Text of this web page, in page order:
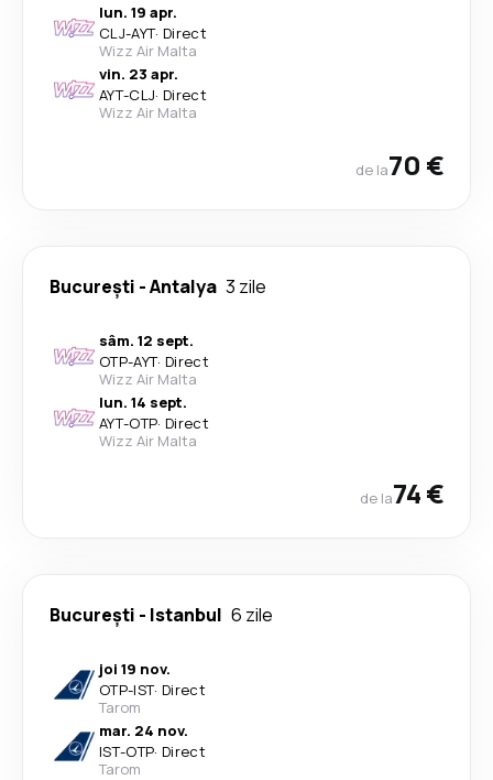
lun. 19 apr.
CLJ-AYT· Direct
Wizz Air Malta
vin. 23 apr.
AYT-CLJ· Direct
Wizz Air Malta
de la70 €
București -Antalya 3 zile
sâm. 12 sept.
OTP-AYT· Direct
Wizz Air Malta
lun. 14 sept.
AYT-OTP· Direct
Wizz Air Malta
de la74 €
București - Istanbul 6 zile
joi 19 nov.
OTP-IST· Direct
Tarom
mar. 24 nov.
IST-OTP· Direct
Tarom